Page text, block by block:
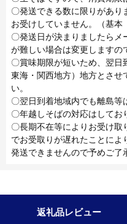
〇発送できる数に限りがあり
お受けしていません。（基本
〇発送日が決まりましたらメ
が難しい場合は変更しますの
〇賞味期限が短いため、翌日
東海・関西地方）地方とさせ
い。
〇翌日到着地域内でも離島等
〇年越しそばの対応はし
〇長期不在等によりお受け
でお受取りが遅れたことに
発送できませんので予めご了
返礼品レビュー